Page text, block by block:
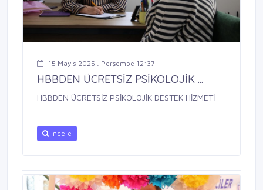
15 Mayıs 2025 , Perşembe 12:37
HBBDEN ÜCRETSİZ PSİKOLOJİK ...
HBBDEN ÜCRETSİZ PSİKOLOJİK DESTEK HİZMETİ
İncele